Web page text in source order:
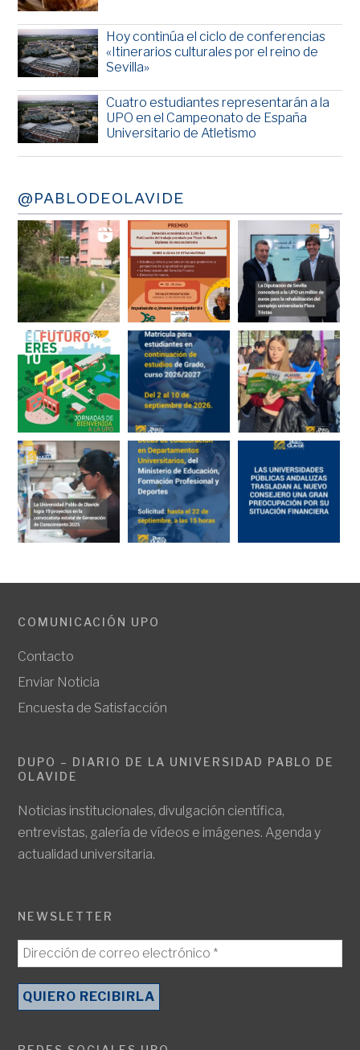
Hoy continúa el ciclo de conferencias
«Itinerarios culturales por el reino de
Sevilla»
Cuatro estudiantes representarán a la
UPO en el Campeonato de España
Universitario de Atletismo
@PABLODEOLAVIDE
COMUNICACIÓN UPO
Contacto
Enviar Noticia
Encuesta de Satisfacción
DUPO – DIARIO DE LA UNIVERSIDAD PABLO DE
OLAVIDE
Noticias institucionales, divulgación científica,
entrevistas, galería de vídeos e imágenes. Agenda y
actualidad universitaria.
NEWSLETTER